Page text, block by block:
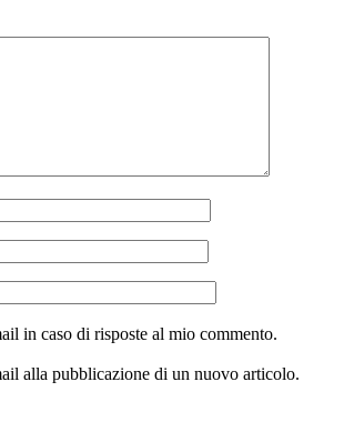
in caso di risposte al mio commento.
alla pubblicazione di un nuovo articolo.